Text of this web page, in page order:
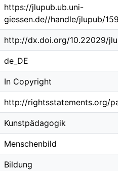
https://jlupub.ub.uni-
giessen.de//handle/jlupub/
http://dx.doi.org/10.22029/
de_DE
In Copyright
http://rightsstatements.org/
Kunstpädagogik
Menschenbild
Bildung